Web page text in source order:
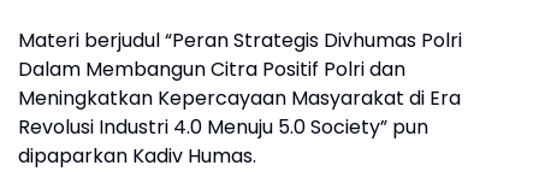
Materi berjudul “Peran Strategis Divhumas Polri
Dalam Membangun Citra Positif Polri dan
Meningkatkan Kepercayaan Masyarakat di Era
Revolusi Industri 4.0 Menuju 5.0 Society” pun
dipaparkan Kadiv Humas.